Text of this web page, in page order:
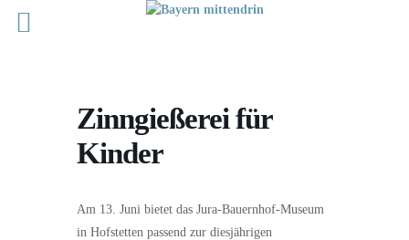
Zinngießerei für
Kinder
Am 13. Juni bietet das Jura-Bauernhof-Museum
in Hofstetten passend zur diesjährigen